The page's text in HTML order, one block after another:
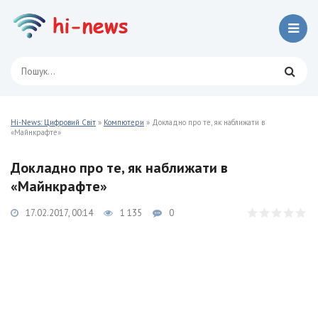
Hi-News: Цифровий Світ » Компютери » Докладно про те, як наближати в
«Майнкрафте»
Докладно про те, як наближати в
«Майнкрафте»
17.02.2017, 00:14 1 135 0